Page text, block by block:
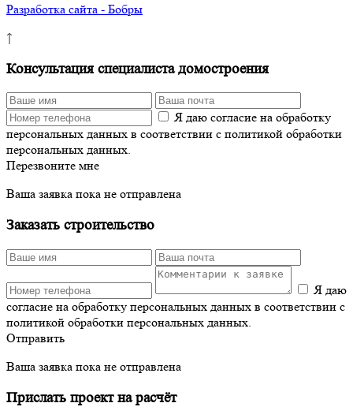
Разработка сайта - Бобры
↑
Консультация специалиста домостроения
Я даю согласие на обработку
персональных данных в соответствии с политикой обработки
персональных данных.
Перезвоните мне
Ваша заявка пока не отправлена
Заказать строительство
Я даю
согласие на обработку персональных данных в соответствии с
политикой обработки персональных данных.
Отправить
Ваша заявка пока не отправлена
Прислать проект на расчёт